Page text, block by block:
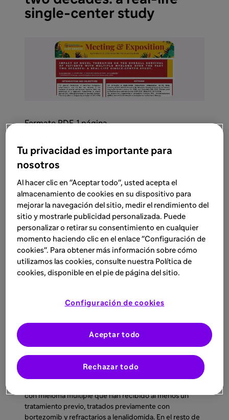
single-center study
Formato PDF, 1 página
Descargar pósteres
Contenido mínimo de
▼Sarclisa®
PRESCRIPCIÓN Y DISPENSACIÓN SARCLISA:
20 mg/ml concentrado para solución para perfusión – 1
PVP IVA notificado: 929,78€. SARCLISA 20 mg/ml
notificado: 4.416,33€. Financiado por SNS. En el caso de
con mieloma múltiple que han recibido al menos un
tratamiento previo, tratados previamente con
bortezomib y refractarios a lenalidomida. En el resto de
Tu privacidad es importante para
nosotros
Al hacer clic en "Aceptar todo", usted acepta el
almacenamiento de cookies en su dispositivo para
mejorar la navegación del sitio, medir el rendimiento del
sitio y mostrarle publicidad personalizada. Puede
personalizar o retirar su consentimiento en cualquier
momento haciendo clic en el enlace "Configuración de
cookies". Para obtener más información sobre cómo
utilizamos las cookies, consulte nuestra Política de
cookies, disponible en el pie de página del sitio.
Configuración de cookies
Rechazar todo
Aceptar todo